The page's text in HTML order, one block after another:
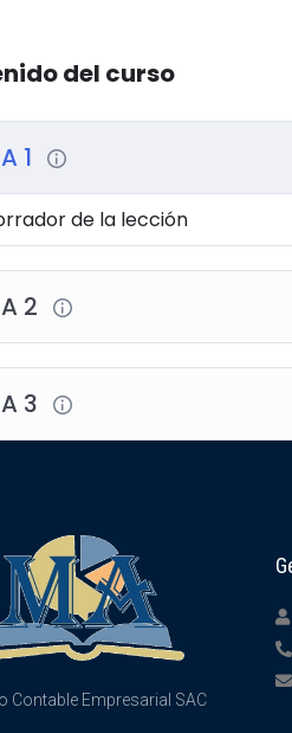
del curso
1
de la lección
2
3
Contable Empresarial SAC